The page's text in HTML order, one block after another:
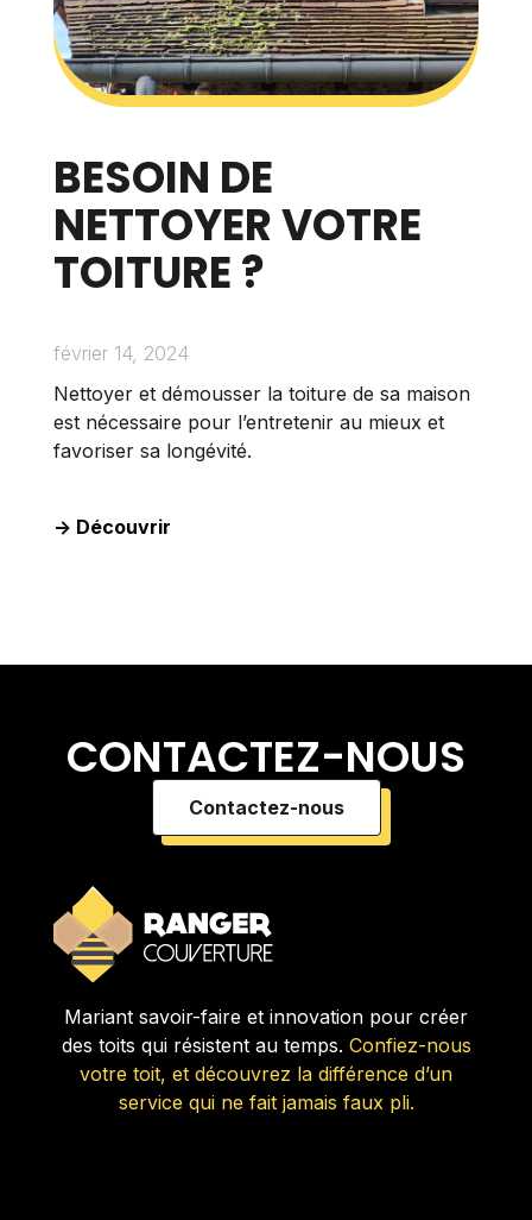
BESOIN DE
NETTOYER VOTRE
TOITURE ?
février 14, 2024
Nettoyer et démousser la toiture de sa maison
est nécessaire pour l’entretenir au mieux et
favoriser sa longévité.
-> Découvrir
CONTACTEZ-NOUS
Contactez-nous
Mariant savoir-faire et innovation pour créer
des toits qui résistent au temps. Confiez-nous
votre toit, et découvrez la différence d’un
service qui ne fait jamais faux pli.